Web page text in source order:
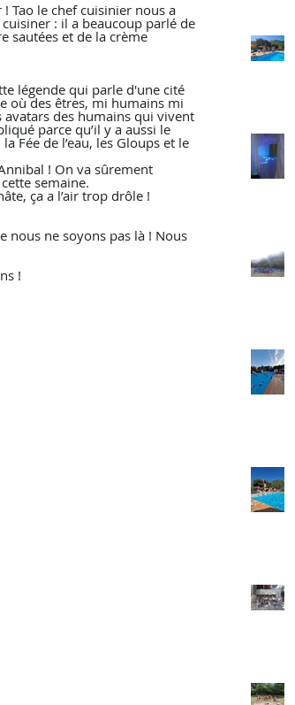
Tao le chef cuisinier nous a
: il a beaucoup parlé de
sautées et de la crème
légende qui parle d'une cité
où des êtres, mi humains mi
des humains qui vivent
parce qu’il y a aussi le
Fée de l’eau, les Gloups et le
! On va sûrement
semaine.
ça a l’air trop drôle !
nous ne soyons pas là ! Nous
!